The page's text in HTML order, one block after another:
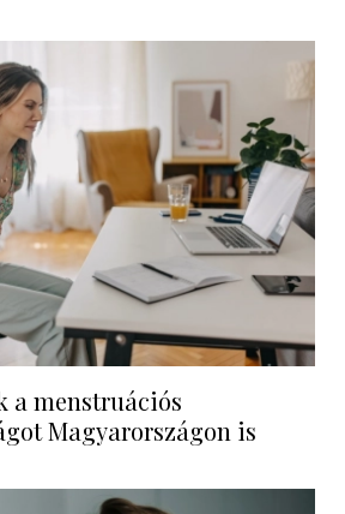
a menstruációs
Magyarországon is